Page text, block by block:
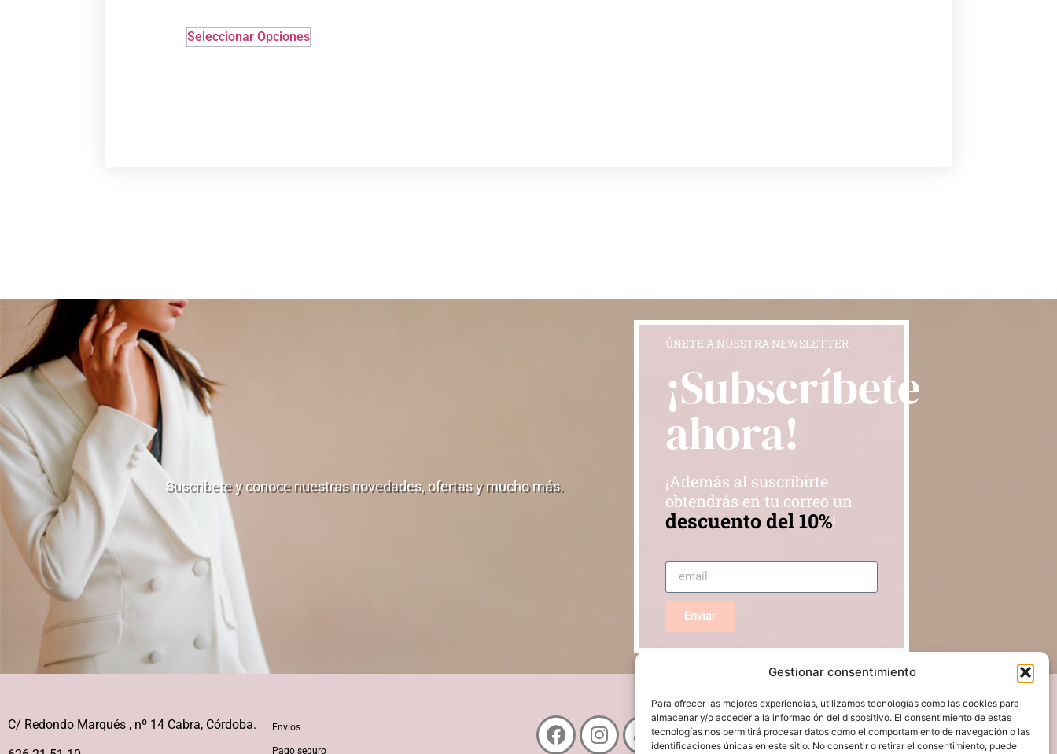
Gestionar consentimiento
Para ofrecer las mejores experiencias, utilizamos tecnologías como las cookies para
almacenar y/o acceder a la información del dispositivo. El consentimiento de estas
tecnologías nos permitirá procesar datos como el comportamiento de navegación o las
identificaciones únicas en este sitio. No consentir o retirar el consentimiento, puede
Seleccionar Opciones
Suscribete y conoce nuestras novedades, ofertas y mucho más.
ÚNETE A NUESTRA NEWSLETTER
¡Subscríbete
ahora!
¡Además al suscribirte
obtendrás en tu correo un
descuento del 10%!
Enviar
C/ Redondo Marqués , nº 14 Cabra, Córdoba. Envíos
Pago seguro